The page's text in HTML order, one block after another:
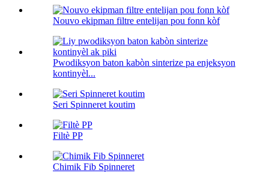
Nouvo ekipman filtre entelijan pou fonn kòf
Pwodiksyon baton kabòn sinterize pa enjeksyon
kontinyèl...
Seri Spinneret koutim
Filtè PP
Chimik Fib Spinneret